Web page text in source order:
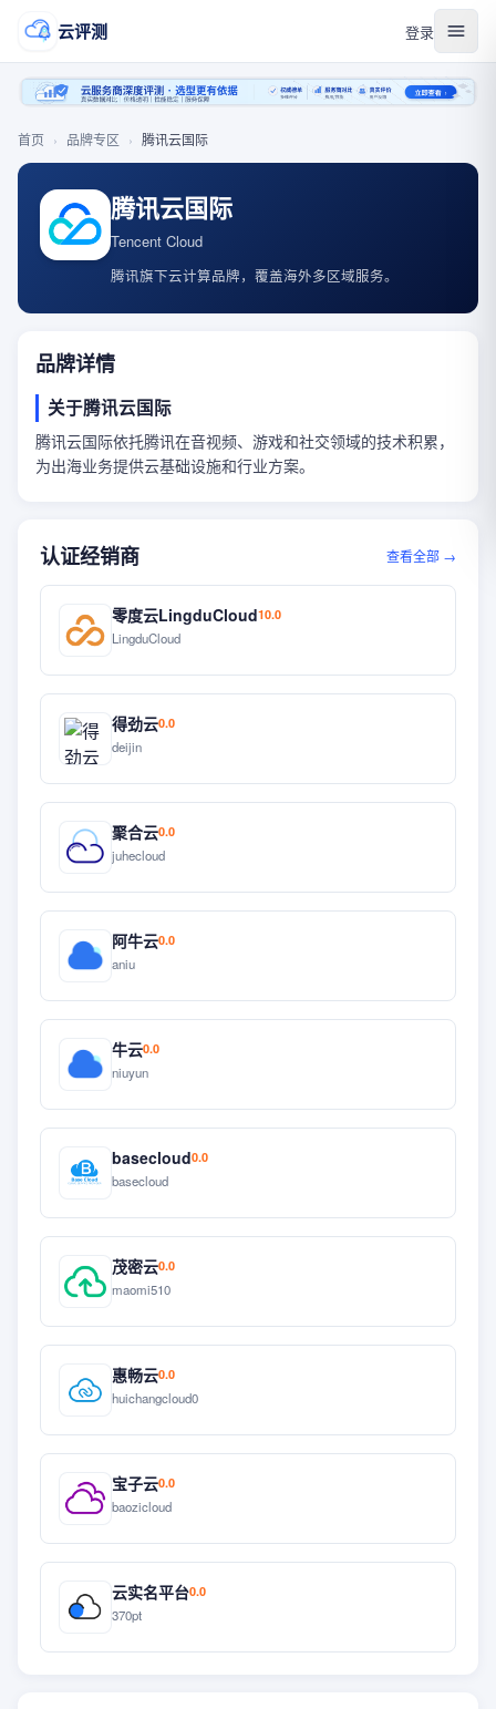
云评测 登录
首页 › 品牌专区 › 腾讯云国际
腾讯云国际
Tencent Cloud
腾讯旗下云计算品牌，覆盖海外多区域服务。
品牌详情
关于腾讯云国际
腾讯云国际依托腾讯在音视频、游戏和社交领域的技术积累，
为出海业务提供云基础设施和行业方案。
认证经销商 查看全部 →
零度云LingduCloud10.0
LingduCloud
得劲云0.0
deijin
聚合云0.0
juhecloud
阿牛云0.0
aniu
牛云0.0
niuyun
basecloud0.0
basecloud
茂密云0.0
maomi510
惠畅云0.0
huichangcloud0
宝子云0.0
baozicloud
云实名平台0.0
370pt